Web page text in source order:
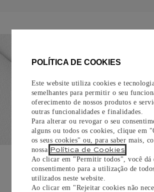
POLÍTICA DE COOKIES
Este website utiliza cookies e
semelhantes para permitir o seu
oferecimento de nossos produtos e
outras funcionalidades e finalidades.
Para alterar ou revogar o seu
alguns ou todos os cookies, clique em
os seus cookies" ou, para saber mais,
nossa Política de Cookies
Ao clicar em "Permitir todos", você dá
consentimento para a utilização de
utilizados neste website.
Ao clicar em "Rejeitar cookies não
EMBALAGEM PARA
Todos os pedidos de nossa e-
cuidadosamente embrulhados para